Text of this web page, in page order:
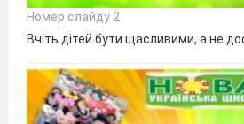
Номер слайду 2
Вчіть дітей бути щасливими, а не